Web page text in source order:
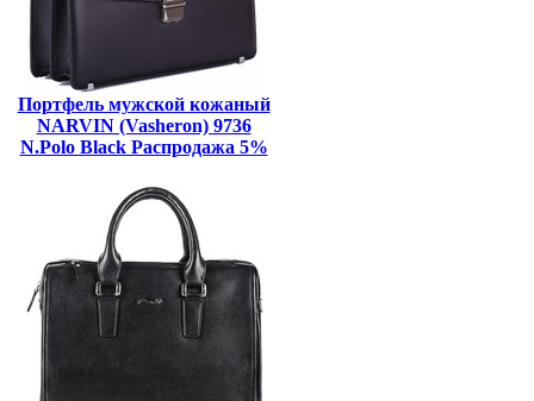
Портфель мужской кожаный
NARVIN (Vasheron) 9736
N.Polo Black Распродажа 5%